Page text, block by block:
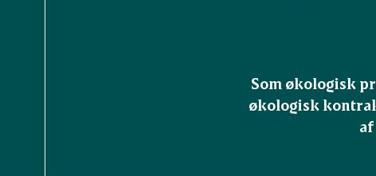
Som økologisk
økologisk